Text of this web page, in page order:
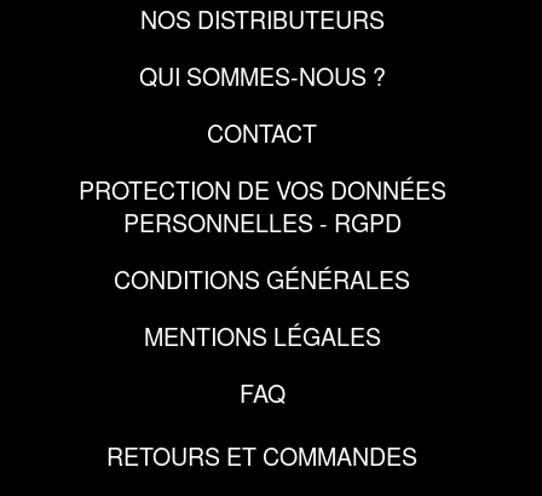
NOS DISTRIBUTEURS
QUI SOMMES-NOUS ?
CONTACT
PROTECTION DE VOS DONNÉES
PERSONNELLES - RGPD
CONDITIONS GÉNÉRALES
MENTIONS LÉGALES
FAQ
RETOURS ET COMMANDES